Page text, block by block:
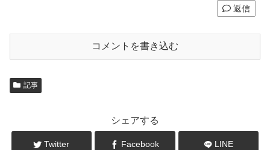
返信
コメントを書き込む
記事
シェアする
Twitter Facebook LINE